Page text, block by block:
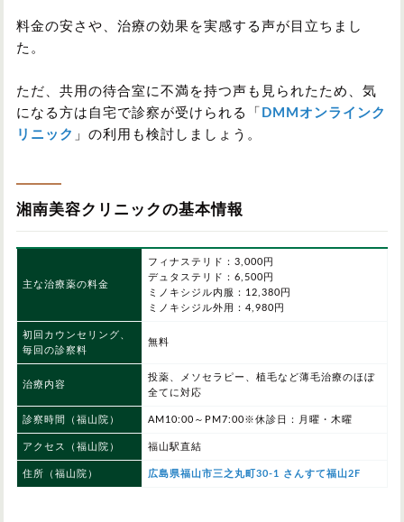
料金の安さや、治療の効果を実感する声が目立ちまし
た。
ただ、共用の待合室に不満を持つ声も見られたため、気
になる方は自宅で診察が受けられる「 DMMオンラインク
リニック 」の利用も検討しましょう。
湘南美容クリニックの基本情報
主な治療薬の料金
フィナステリド：3,000円
デュタステリド：6,500円
ミノキシジル内服：12,380円
ミノキシジル外用：4,980円
初回カウンセリング、
毎回の診察料
無料
治療内容
投薬、メソセラピー、植毛など薄毛治療のほぼ
全てに対応
診察時間（福山院） AM10:00～PM7:00※休診日：月曜・木曜
アクセス（福山院） 福山駅直結
住所（福山院） 広島県福山市三之丸町30-1 さんすて福山2F